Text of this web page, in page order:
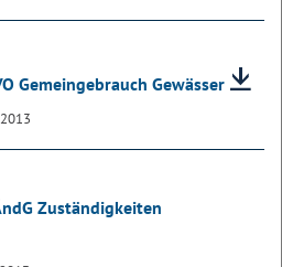
Gemeingebrauch Gewässer
Zuständigkeiten